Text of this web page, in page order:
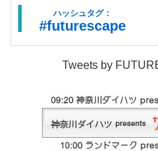
ハッシュタグ：
#futurescape
Tweets by